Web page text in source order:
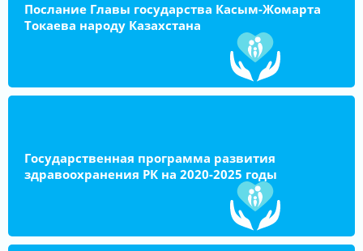
Послание Главы государства Касым-Жомарта
Токаева народу Казахстана
Государственная программа развития
здравоохранения РК на 2020-2025 годы